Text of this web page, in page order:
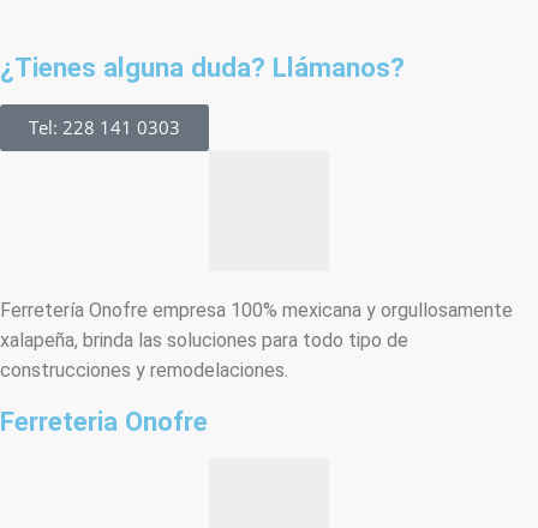
¿Tienes alguna duda? Llámanos?
Tel: 228 141 0303
Ferretería Onofre empresa 100% mexicana y orgullosamente
xalapeña, brinda las soluciones para todo tipo de
construcciones y remodelaciones.
Ferreteria Onofre